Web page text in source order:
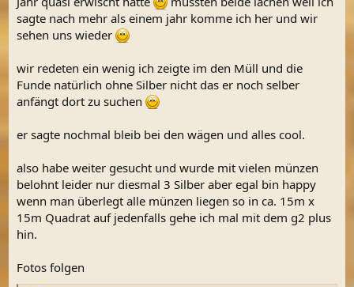
sagte nach mehr als einem jahr komme ich her und wir
sehen uns wieder
wir redeten ein wenig ich zeigte im den Müll und die
Funde natürlich ohne Silber nicht das er noch selber
anfängt dort zu suchen
er sagte nochmal bleib bei den wägen und alles cool.
also habe weiter gesucht und wurde mit vielen münzen
belohnt leider nur diesmal 3 Silber aber egal bin happy
wenn man überlegt alle münzen liegen so in ca. 15m x
15m Quadrat auf jedenfalls gehe ich mal mit dem g2 plus
hin.
Fotos folgen